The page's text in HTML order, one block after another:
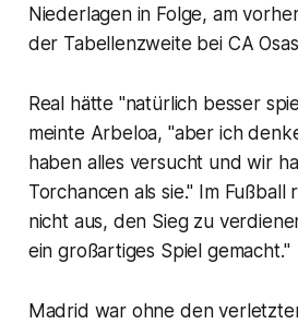
Niederlagen in Folge, am
der Tabellenzweite bei CA
Real hätte "natürlich besser
meinte Arbeloa, "aber ich
haben alles versucht und wir
Torchancen als sie." Im Fußball
nicht aus, den Sieg zu
ein großartiges Spiel gemacht."
Madrid war ohne den